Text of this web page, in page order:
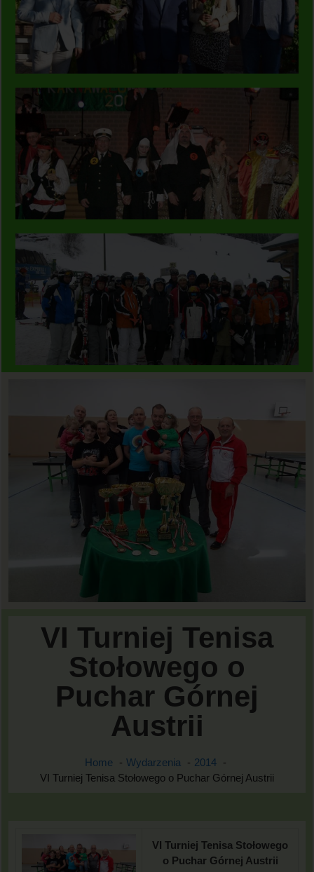
VI Turniej Tenisa
Stołowego o
Puchar Górnej
Austrii
Home Wydarzenia
2014
VI Turniej Tenisa Stołowego o Puchar Górnej Austrii
VI Turniej Tenisa Stołowego
o Puchar Górnej Austrii